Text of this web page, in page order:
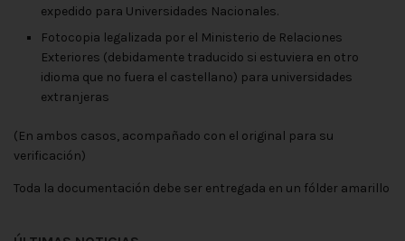
expedido para Universidades Nacionales.
Fotocopia legalizada por el Ministerio de Relaciones
Exteriores (debidamente traducido si estuviera en otro
idioma que no fuera el castellano) para universidades
extranjeras
(En ambos casos, acompañado con el original para su
verificación)
Toda la documentación debe ser entregada en un fólder amarillo